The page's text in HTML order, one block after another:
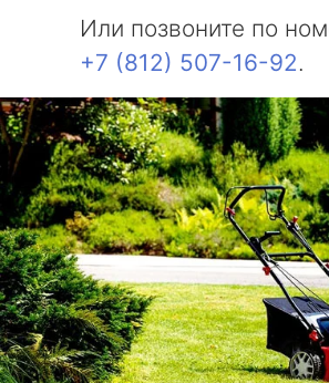
Или позвоните по
+7 (812) 507-16-92.